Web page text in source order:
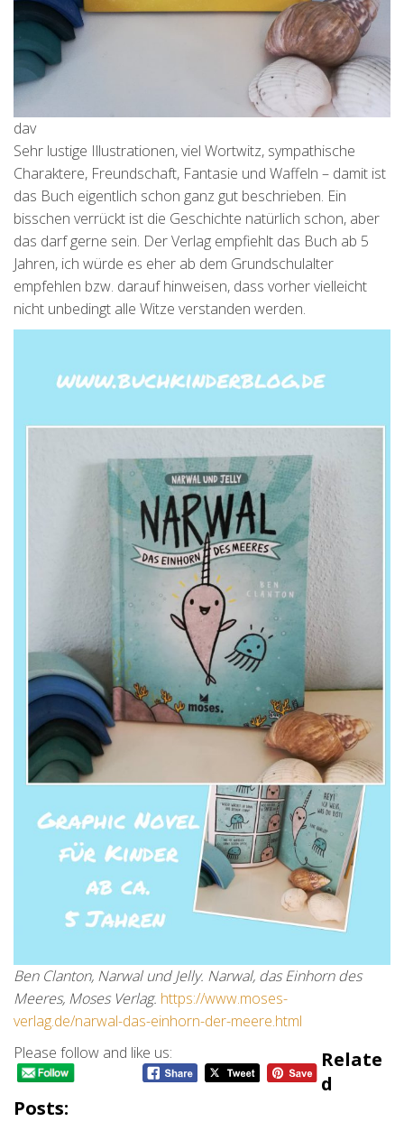
dav
Sehr lustige Illustrationen, viel Wortwitz, sympathische
Charaktere, Freundschaft, Fantasie und Waffeln – damit ist
das Buch eigentlich schon ganz gut beschrieben. Ein
bisschen verrückt ist die Geschichte natürlich schon, aber
das darf gerne sein. Der Verlag empfiehlt das Buch ab 5
Jahren, ich würde es eher ab dem Grundschulalter
empfehlen bzw. darauf hinweisen, dass vorher vielleicht
nicht unbedingt alle Witze verstanden werden.
Ben Clanton, Narwal und Jelly. Narwal, das Einhorn des
Meeres, Moses Verlag. https://www.moses-
verlag.de/narwal-das-einhorn-der-meere.html
Please follow and like us:
Relate
D
Posts: